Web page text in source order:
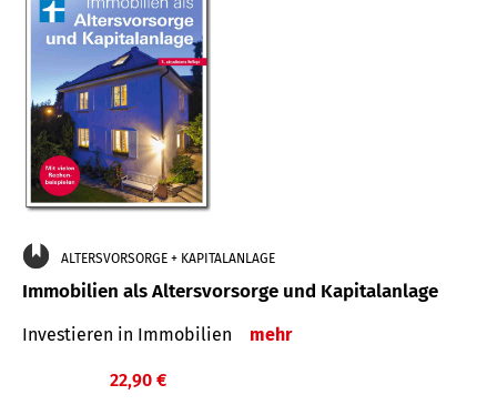
ALTERSVORSORGE + KAPITALANLAGE
Immobilien als Altersvorsorge und Kapitalanlage
Investieren in Immobilien mehr
22,90 €